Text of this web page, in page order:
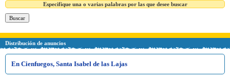
Especifique una o varias palabras por las que desee buscar
Distribución de anuncios
En Cienfuegos, Santa Isabel de las Lajas